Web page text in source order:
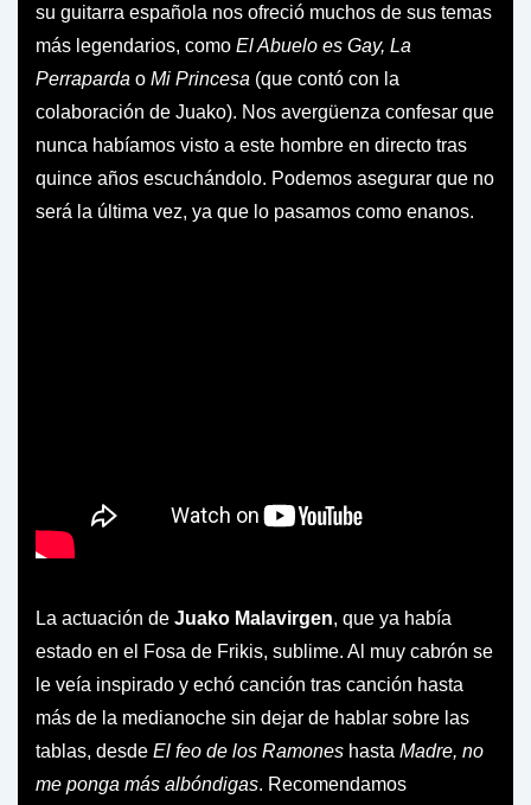
su guitarra española nos ofreció muchos de sus temas
más legendarios, como El Abuelo es Gay, La
Perraparda o Mi Princesa (que contó con la
colaboración de Juako). Nos avergüenza confesar que
nunca habíamos visto a este hombre en directo tras
quince años escuchándolo. Podemos asegurar que no
será la última vez, ya que lo pasamos como enanos.
La actuación de Juako Malavirgen, que ya había
estado en el Fosa de Frikis, sublime. Al muy cabrón se
le veía inspirado y echó canción tras canción hasta
más de la medianoche sin dejar de hablar sobre las
tablas, desde El feo de los Ramones hasta Madre, no
me ponga más albóndigas. Recomendamos